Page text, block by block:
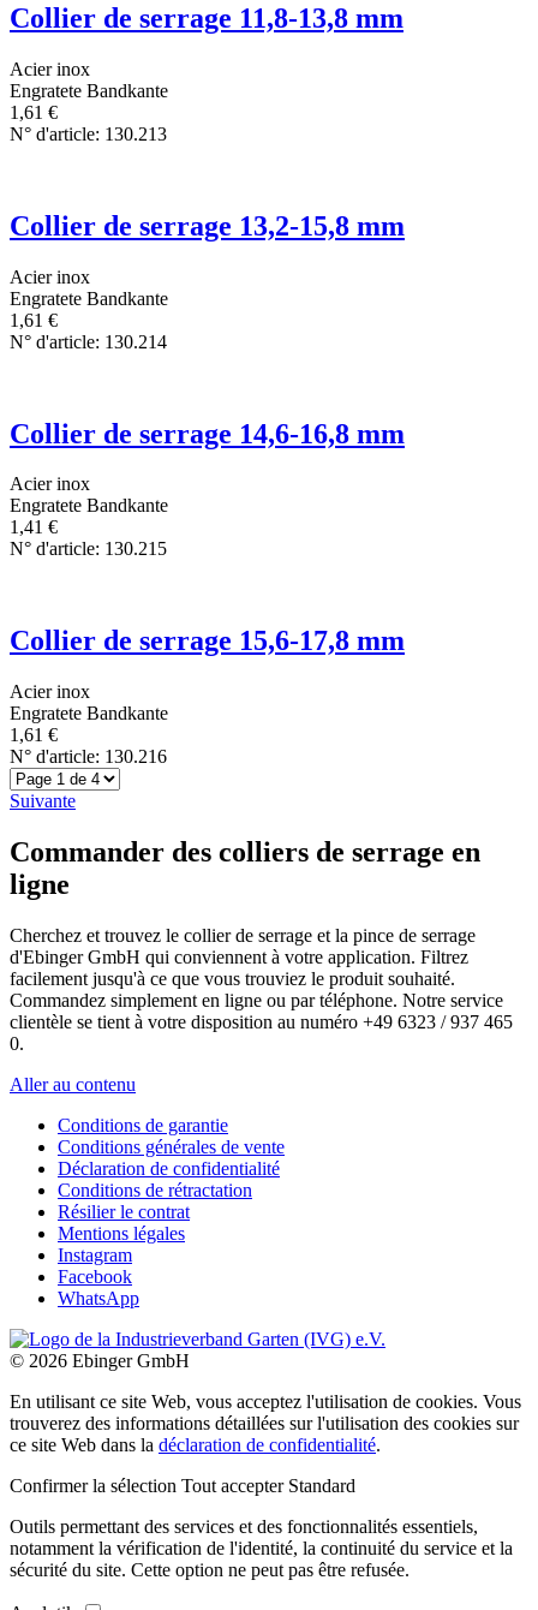
Collier de serrage 11,8-13,8 mm
Acier inox
Engratete Bandkante
1,61 €
N° d'article: 130.213
Collier de serrage 13,2-15,8 mm
Acier inox
Engratete Bandkante
1,61 €
N° d'article: 130.214
Collier de serrage 14,6-16,8 mm
Acier inox
Engratete Bandkante
1,41 €
N° d'article: 130.215
Collier de serrage 15,6-17,8 mm
Acier inox
Engratete Bandkante
1,61 €
N° d'article: 130.216
Suivante
Commander des colliers de serrage en
ligne
Cherchez et trouvez le collier de serrage et la pince de serrage
d'Ebinger GmbH qui conviennent à votre application. Filtrez
facilement jusqu'à ce que vous trouviez le produit souhaité.
Commandez simplement en ligne ou par téléphone. Notre service
clientèle se tient à votre disposition au numéro +49 6323 / 937 465
0.
Aller au contenu
Conditions de garantie
Conditions générales de vente
Déclaration de confidentialité
Conditions de rétractation
Résilier le contrat
Mentions légales
Instagram
Facebook
WhatsApp
© 2026 Ebinger GmbH
En utilisant ce site Web, vous acceptez l'utilisation de cookies. Vous
trouverez des informations détaillées sur l'utilisation des cookies sur
ce site Web dans la déclaration de confidentialité.
Confirmer la sélection Tout accepter Standard
Outils permettant des services et des fonctionnalités essentiels,
notamment la vérification de l'identité, la continuité du service et la
sécurité du site. Cette option ne peut pas être refusée.